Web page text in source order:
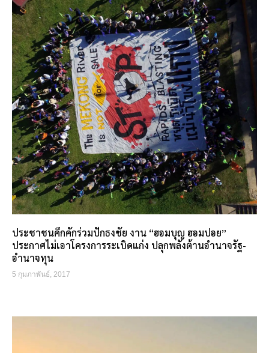
ประชาชนคึกคักร่วมปักธงชัย งาน “ฮอมบุญ ฮอมปอย”
ประกาศไม่เอาโครงการระเบิดแก่ง ปลุกพลังต้านอำนาจรัฐ-
อำนาจทุน
5 กุมภาพันธ์, 2017